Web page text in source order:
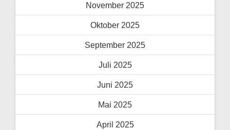
November 2025
Oktober 2025
September 2025
Juli 2025
Juni 2025
Mai 2025
April 2025